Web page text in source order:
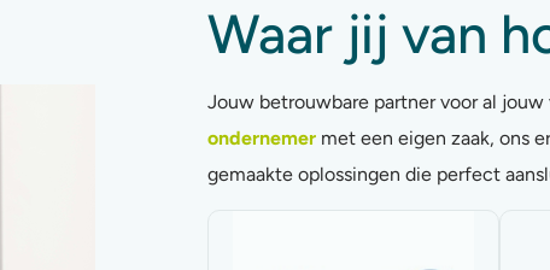
Waar jij van
Jouw betrouwbare partner voor al
ondernemer met een eigen zaak, ons
gemaakte oplossingen die perfect